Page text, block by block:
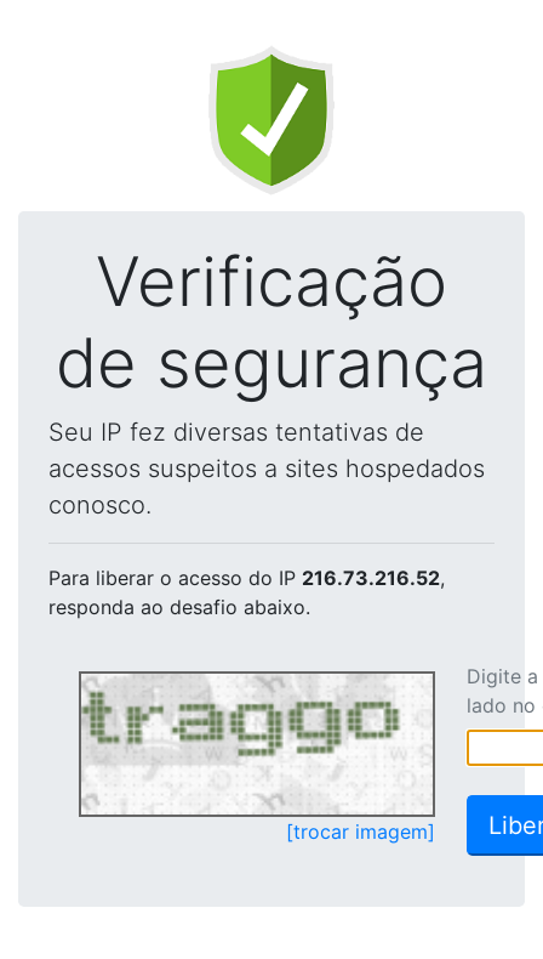
Verificação
de segurança
Seu IP fez diversas tentativas de
acessos suspeitos a sites hospedados
conosco.
Para liberar o acesso do IP 216.73.216.52,
responda ao desafio abaixo.
[trocar imagem]
Digite
lado no